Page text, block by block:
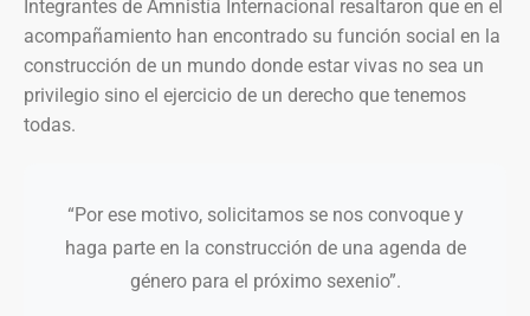
Integrantes de Amnistía Internacional resaltaron que en el
acompañamiento han encontrado su función social en la
construcción de un mundo donde estar vivas no sea un
privilegio sino el ejercicio de un derecho que tenemos
todas.
“Por ese motivo, solicitamos se nos convoque y
haga parte en la construcción de una agenda de
género para el próximo sexenio”.